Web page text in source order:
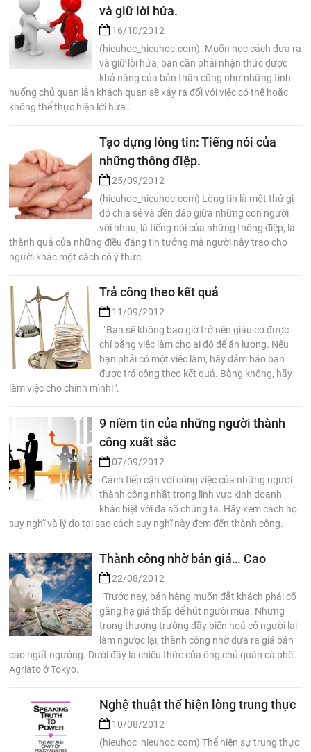
và giữ lời hứa.
16/10/2012
(hieuhoc_hieuhoc.com). Muốn học cách đưa ra
và giữ lời hứa, bạn cần phải nhận thức được
khả năng của bản thân cũng như những tình
huống chủ quan lẫn khách quan sẽ xảy ra đối với việc có thể hoặc
không thể thực hiện lời hứa…
Tạo dựng lòng tin: Tiếng nói của
những thông điệp.
25/09/2012
(hieuhoc_hieuhoc.com) Lòng tin là một thứ gì
đó chia sẻ và đền đáp giữa những con người
với nhau, là tiếng nói của những thông điệp, là
thành quả của những điều đáng tin tưởng mà người này trao cho
người khác một cách có ý thức.
Trả công theo kết quả
11/09/2012
"Bạn sẽ không bao giờ trở nên giàu có được
chỉ bằng việc làm cho ai đó để ăn lương. Nếu
bạn phải có một việc làm, hãy đảm bảo bạn
được trả công theo kết quả. Bằng không, hãy
làm việc cho chính mình!".
9 niềm tin của những người thành
công xuất sắc
07/09/2012
Cách tiếp cận với công việc của những người
thành công nhất trong lĩnh vực kinh doanh
khác biệt với đa số chúng ta. Hãy xem cách họ
suy nghĩ và lý do tại sao cách suy nghĩ này đem đến thành công.
Thành công nhờ bán giá… Cao
22/08/2012
Trước nay, bán hàng muốn đắt khách phải cố
gắng hạ giá thấp để hút người mua. Nhưng
trong thương trường đầy biến hoá có người lại
làm ngược lại, thành công nhờ đưa ra giá bán
cao ngất ngưởng. Dưới đây là chiêu thức của ông chủ quán cà phê
Agriato ở Tokyo.
Nghệ thuật thể hiện lòng trung thực
10/08/2012
(hieuhoc_hieuhoc.com) Thể hiện sự trung thực